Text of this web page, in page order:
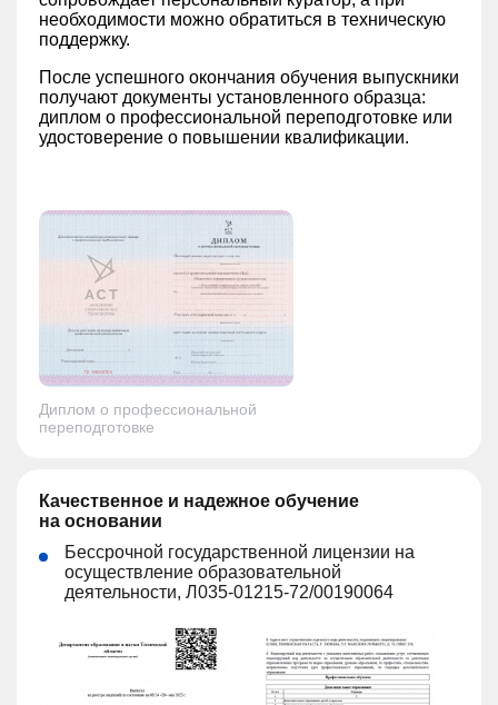
необходимости можно обратиться в техническую
поддержку.
После успешного окончания обучения выпускники
получают документы установленного образца:
диплом о профессиональной переподготовке или
удостоверение о повышении квалификации.
Диплом о профессиональной
переподготовке
Качественное и надежное обучение
на основании
Бессрочной государственной лицензии на
осуществление образовательной
деятельности, Л035-01215-72/00190064